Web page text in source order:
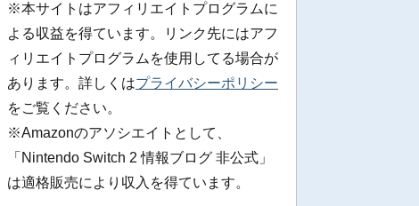
※本サイトはアフィリエイトプログラムに
よる収益を得ています。リンク先にはアフ
ィリエイトプログラムを使用してる場合が
あります。詳しくはプライバシーポリシー
をご覧ください。
※Amazonのアソシエイトとして、
「Nintendo Switch 2 情報ブログ 非公式」
は適格販売により収入を得ています。